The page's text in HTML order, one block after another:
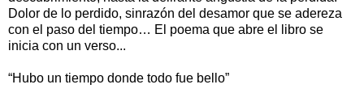
Dolor de lo perdido, sinrazón del desamor que se adereza
con el paso del tiempo… El poema que abre el libro se
inicia con un verso...
“Hubo un tiempo donde todo fue bello”